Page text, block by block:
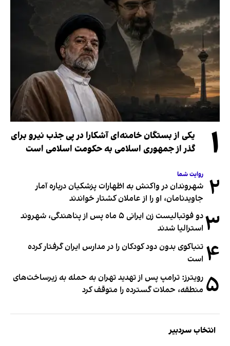
۱
یکی از بستگان خامنه‌ای آشکارا در پی جذب نیرو برای
گذر از جمهوری اسلامی به حکومت اسلامی است
۲ روایت شما
شهروندان در واکنش به اظهارات پزشکیان درباره آمار
جاویدنامان، او را از عاملان کشتار خواندند
۳
دو فوتبالیست زن ایرانی ۵ ماه پس از پناهندگی، شهروند
استرالیا شدند
۴ تنباکوی بدون دود کودکان را در مدارس ایران گرفتار کرده
است
۵ رویترز: ترامپ پس از تهدید تهران به حمله به زیرساخت‌های
منطقه، حملات گسترده را متوقف کرد
انتخاب سردبیر